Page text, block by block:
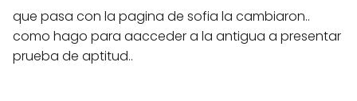
que pasa con la pagina de sofia la cambiaron..
como hago para aacceder a la antigua a presentar
prueba de aptitud..